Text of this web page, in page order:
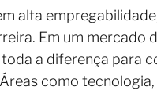
alta
Em um mercado
a diferença para
como